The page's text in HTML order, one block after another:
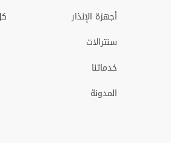
أجهزة الإنذار
سنترالات
خدماتنا
المدونة